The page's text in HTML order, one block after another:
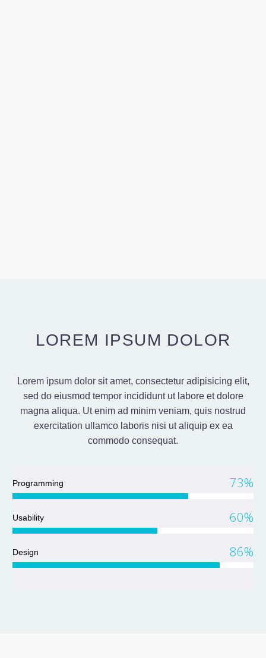
LOREM IPSUM DOLOR
Lorem ipsum dolor sit amet, consectetur adipisicing elit,
sed do eiusmod tempor incididunt ut labore et dolore
magna aliqua. Ut enim ad minim veniam, quis nostrud
exercitation ullamco laboris nisi ut aliquip ex ea
commodo consequat.
Programming 73%
Usability 60%
Design 86%